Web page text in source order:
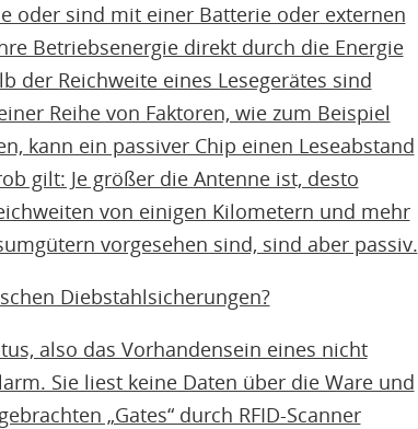
oder sind mit einer Batterie oder externen
Betriebsenergie direkt durch die Energie
der Reichweite eines Lesegerätes sind
Reihe von Faktoren, wie zum Beispiel
kann ein passiver Chip einen Leseabstand
gilt: Je größer die Antenne ist, desto
von einigen Kilometern und mehr
vorgesehen sind, sind aber passiv.
Diebstahlsicherungen?
also das Vorhandensein eines nicht
Sie liest keine Daten über die Ware und
„Gates“ durch RFID-Scanner